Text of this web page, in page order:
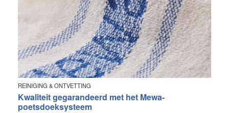
REINIGING & ONTVETTING
Kwaliteit gegarandeerd met het Mewa-
poetsdoeksysteem